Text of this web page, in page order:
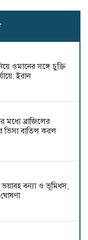
ওমানের সঙ্গে চুক্তি
ইরান
মধ্যে ব্রাজিলের
ভিসা বাতিল করল
ভয়াবহ বন্যা ও ভূমিধস,